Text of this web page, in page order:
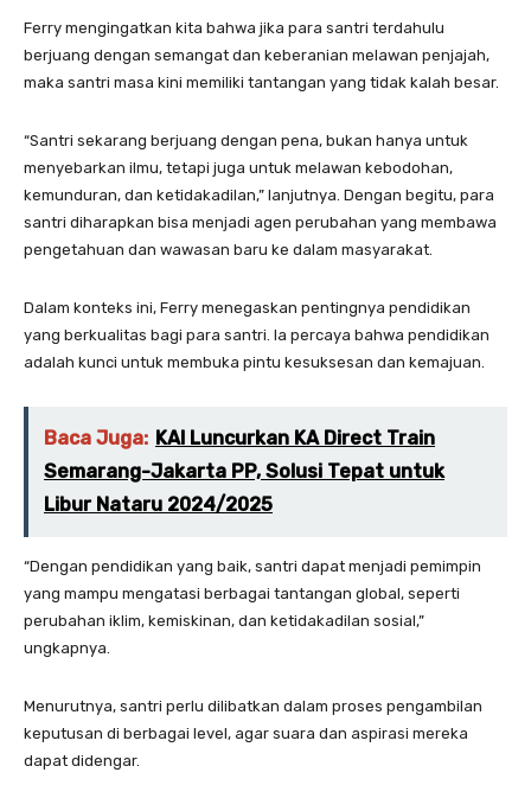
Ferry mengingatkan kita bahwa jika para santri terdahulu
berjuang dengan semangat dan keberanian melawan penjajah,
maka santri masa kini memiliki tantangan yang tidak kalah besar.
“Santri sekarang berjuang dengan pena, bukan hanya untuk
menyebarkan ilmu, tetapi juga untuk melawan kebodohan,
kemunduran, dan ketidakadilan,” lanjutnya. Dengan begitu, para
santri diharapkan bisa menjadi agen perubahan yang membawa
pengetahuan dan wawasan baru ke dalam masyarakat.
Dalam konteks ini, Ferry menegaskan pentingnya pendidikan
yang berkualitas bagi para santri. Ia percaya bahwa pendidikan
adalah kunci untuk membuka pintu kesuksesan dan kemajuan.
Baca Juga: KAI Luncurkan KA Direct Train
Semarang-Jakarta PP, Solusi Tepat untuk
Libur Nataru 2024/2025
“Dengan pendidikan yang baik, santri dapat menjadi pemimpin
yang mampu mengatasi berbagai tantangan global, seperti
perubahan iklim, kemiskinan, dan ketidakadilan sosial,”
ungkapnya.
Menurutnya, santri perlu dilibatkan dalam proses pengambilan
keputusan di berbagai level, agar suara dan aspirasi mereka
dapat didengar.